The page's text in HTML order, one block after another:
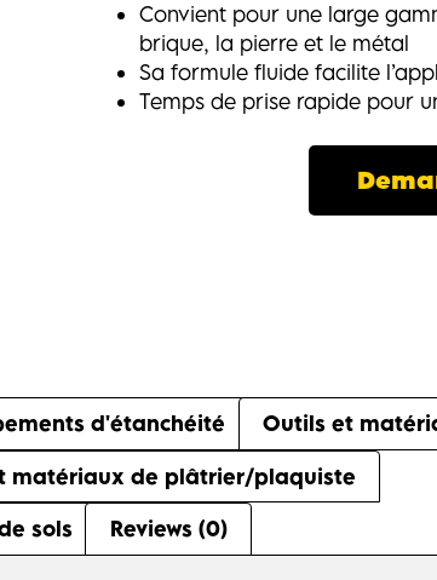
Convient pour une large
brique, la pierre et le métal
Sa formule fluide facilite
Temps de prise rapide pour
d'étanchéité
Outils et
matériaux de plâtrier/plaquiste
sols
Reviews (0)